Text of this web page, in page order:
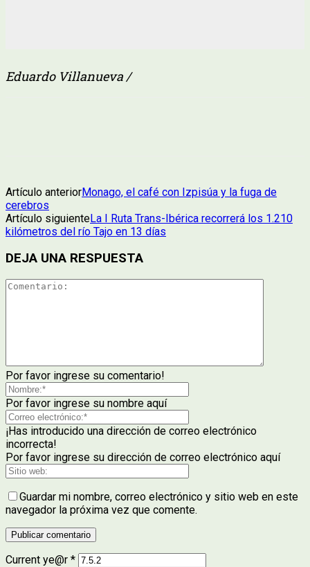
Eduardo Villanueva /
Artículo anteriorMonago, el café con Izpisúa y la fuga de
cerebros
Artículo siguienteLa I Ruta Trans-Ibérica recorrerá los 1.210
kilómetros del río Tajo en 13 días
DEJA UNA RESPUESTA
Por favor ingrese su comentario!
Por favor ingrese su nombre aquí
¡Has introducido una dirección de correo electrónico
incorrecta!
Por favor ingrese su dirección de correo electrónico aquí
Guardar mi nombre, correo electrónico y sitio web en este
navegador la próxima vez que comente.
Current ye@r *